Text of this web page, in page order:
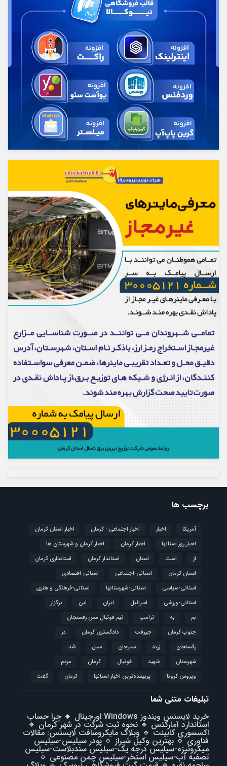
برچسب ها
آمریکا اخبار اخبار اجتماعی - کرمان
اخبار استان کرمان
اخبار روز استانها
اخبار کرمان
اخبار کرمان و شهرستان ها
از
است استان استاندار کرمان
استانداری کرمان
استان کرمان
استانی-اجتماعی
استانی-اقتصادی
استانی-سیاسی
استانی-شهرستانها
استانی-فرهنگی و هنری
استانی-ورزشی
اسرائیل ایران این
برگزار
بم
به ترامپ
تیم فوتبال مس رفسنجان
جنوب کرمان
جیرفت دادگستری کرمان
در
رفسنجان
زرند سیرجان سیل
شد
شهرستان
شهید فوتبال كرمان
مردم
ویروس کرونا
پربیننده‌ترین اخبار استانها کرمان گفت
تبلیغات متنی شما
خرید لایسنس ویندوز Windows اورجینال
🔹 چرا حساب
استاندارد آمارکتس 🔹نحوه ثبت شرکت در شهر کرمان 🔹
اکسسوری کابینت 🔹 وبلاگ مایکروسافت لایسنس: مقالات
فناوری🔹 بهترین وکیل شیراز 🔹پودر سیلیس-سیلیس
میکرونیزه-سیلیس درجه یک-سیلیس سندبلاست-سیلیس
تصفیه آب-سیلیس استخر-سیلیس چمن مصنوعی 🔹